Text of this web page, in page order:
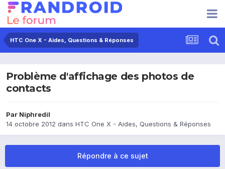
HTC One X - Aides, Questions & Réponses
Problème d'affichage des photos de
contacts
Par Niphredil
14 octobre 2012 dans HTC One X - Aides, Questions & Réponses
Répondre à ce sujet